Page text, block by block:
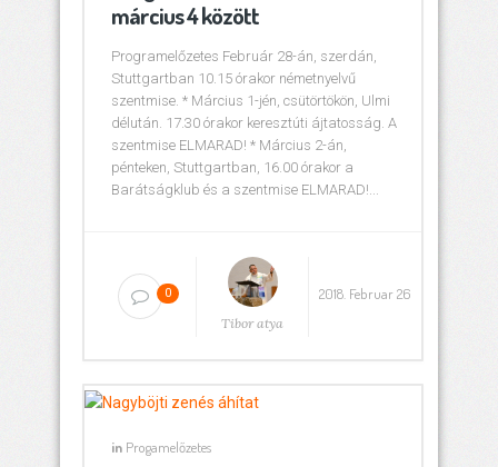
március 4 között
Programelőzetes Február 28-án, szerdán,
Stuttgartban 10.15 órakor németnyelvű
szentmise. * Március 1-jén, csütörtökön, Ulmi
délután. 17.30 órakor keresztúti ájtatosság. A
szentmise ELMARAD! * Március 2-án,
pénteken, Stuttgartban, 16.00 órakor a
Barátságklub és a szentmise ELMARAD!...
0
Tibor atya
2018. Februar 26
in Progamelőzetes